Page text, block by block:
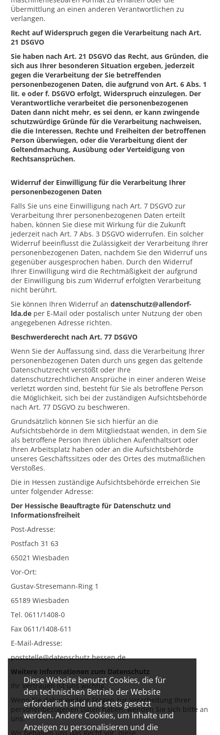
Diese Website benutzt Cookies, die für
den technischen Betrieb der Website
erforderlich sind und stets gesetzt
werden. Andere Cookies, um Inhalte und
Anzeigen zu personalisieren und die
Übermittlung an einen anderen Verantwortlichen zu
verlangen.
Recht auf Widerspruch gegen die Verarbeitung nach Art.
21 DSGVO
Sie haben nach Art. 21 DSGVO das Recht, aus Gründen, die
sich aus Ihrer besonderen Situation ergeben, jederzeit
gegen die Verarbeitung der Sie betreffenden
personenbezogenen Daten, die aufgrund von Art. 6 Abs. 1
lit. e oder f. DSGVO erfolgt, Widerspruch einzulegen. Der
Verantwortliche verarbeitet die personenbezogenen
Daten dann nicht mehr, es sei denn, er kann zwingende
schutzwürdige Gründe für die Verarbeitung nachweisen,
die die Interessen, Rechte und Freiheiten der betroffenen
Person überwiegen, oder die Verarbeitung dient der
Geltendmachung, Ausübung oder Verteidigung von
Rechtsansprüchen.
Widerruf der Einwilligung für die Verarbeitung Ihrer
personenbezogenen Daten
Falls Sie uns eine Einwilligung nach Art. 7 DSGVO zur
Verarbeitung Ihrer personenbezogenen Daten erteilt
haben, können Sie diese mit Wirkung für die Zukunft
jederzeit nach Art. 7 Abs. 3 DSGVO widerrufen. Ein solcher
Widerruf beeinflusst die Zulässigkeit der Verarbeitung Ihrer
personenbezogenen Daten, nachdem Sie den Widerruf uns
gegenüber ausgesprochen haben. Durch den Widerruf
Ihrer Einwilligung wird die Rechtmäßigkeit der aufgrund
der Einwilligung bis zum Widerruf erfolgten Verarbeitung
nicht berührt.
Sie können Ihren Widerruf andatenschutz@allendorf-
lda.de per E-Mail oder postalisch unter Nutzung der oben
angegebenen Adresse richten.
Beschwerderecht nach Art. 77 DSGVO
Wenn Sie der Auffassung sind, dass die Verarbeitung Ihrer
personenbezogenen Daten durch uns gegen das geltende
Datenschutzrecht verstößt oder Ihre
datenschutzrechtlichen Ansprüche in einer anderen Weise
verletzt worden sind, besteht für Sie als betroffene Person
die Möglichkeit, sich bei der zuständigen Aufsichtsbehörde
nach Art. 77 DSGVO zu beschweren.
Grundsätzlich können Sie sich hierfür an die
Aufsichtsbehörde in dem Mitgliedstaat wenden, in dem Sie
als betroffene Person Ihren üblichen Aufenthaltsort oder
Ihren Arbeitsplatz haben oder an die Aufsichtsbehörde
unseres Geschäftssitzes oder des Ortes des mutmaßlichen
Verstoßes.
Die in Hessen zuständige Aufsichtsbehörde erreichen Sie
unter folgender Adresse:
Der Hessische Beauftragte für Datenschutz und
Informationsfreiheit
Post-Adresse:
Postfach 31 63
65021 Wiesbaden
Vor-Ort:
Gustav-Stresemann-Ring 1
65189 Wiesbaden
Tel. 0611/1408-0
Fax 0611/1408-611
E-Mail-Adresse:
poststelle@datenschutz.hessen.de
Weitere Informationen zum Datenschutz
Ihr Vertrauen ist uns wichtig.
Wenn Sie daher weitere Fragen zur Verarbeitung Ihrer
personenbezogenen Daten haben, wenden Sie sich bitte an
uns.
Wir behalten uns das Recht vor, diese